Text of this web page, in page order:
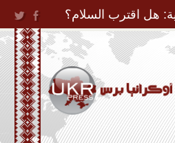
Jump to
هل اقترب السلام؟